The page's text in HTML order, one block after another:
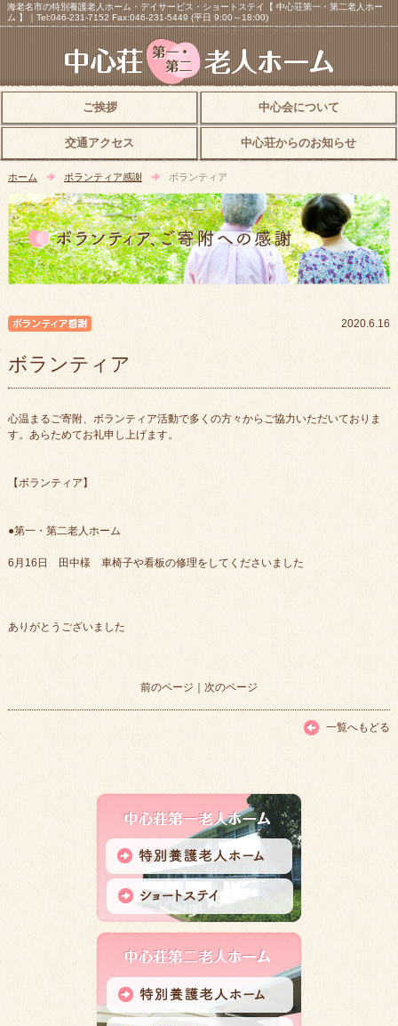
海老名市の特別養護老人ホーム・デイサービス・ショートステイ【 中心荘第一・第二老人ホー
ム 】｜Tel:046-231-7152 Fax:046-231-5449 (平日 9:00～18:00)
ご挨拶 中心会について
交通アクセス 中心荘からのお知らせ
ホーム ボランティア感謝 ボランティア
2020.6.16
ボランティア
心温まるご寄附、ボランティア活動で多くの方々からご協力いただいておりま
す。あらためてお礼申し上げます。
【ボランティア】
●第一・第二老人ホーム
6月16日 田中様 車椅子や看板の修理をしてくださいました
ありがとうございました
前のページ ｜ 次のページ
一覧へもどる